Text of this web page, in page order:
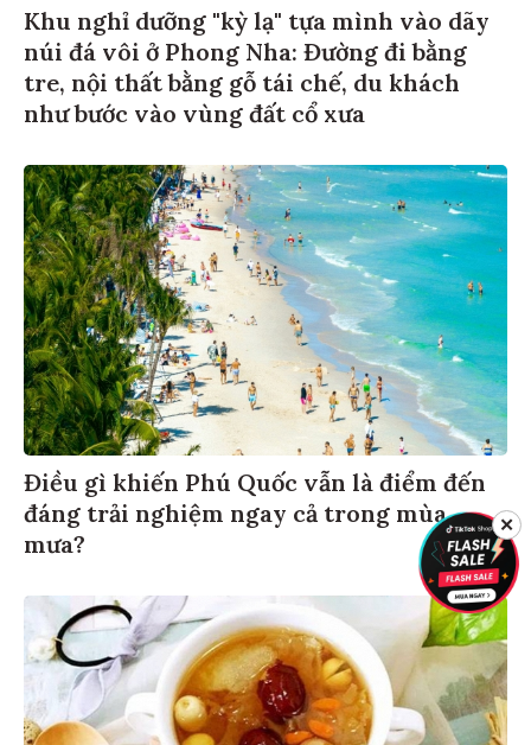
Khu nghỉ dưỡng "kỳ lạ" tựa mình vào dãy
núi đá vôi ở Phong Nha: Đường đi bằng
tre, nội thất bằng gỗ tái chế, du khách
như bước vào vùng đất cổ xưa
Điều gì khiến Phú Quốc vẫn là điểm đến
đáng trải nghiệm ngay cả trong mùa
mưa?
✕